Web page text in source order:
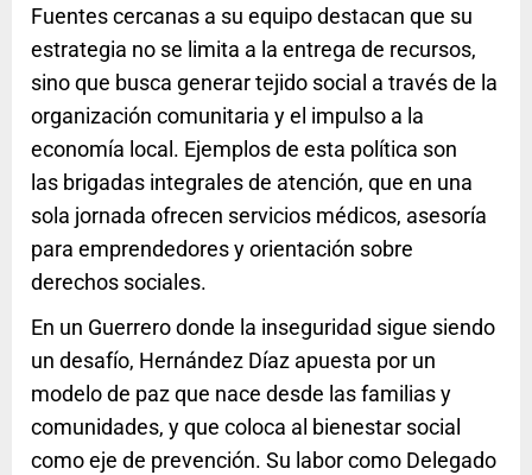
Fuentes cercanas a su equipo destacan que su
estrategia no se limita a la entrega de recursos,
sino que busca generar tejido social a través de la
organización comunitaria y el impulso a la
economía local. Ejemplos de esta política son
las brigadas integrales de atención, que en una
sola jornada ofrecen servicios médicos, asesoría
para emprendedores y orientación sobre
derechos sociales.
En un Guerrero donde la inseguridad sigue siendo
un desafío, Hernández Díaz apuesta por un
modelo de paz que nace desde las familias y
comunidades, y que coloca al bienestar social
como eje de prevención. Su labor como Delegado